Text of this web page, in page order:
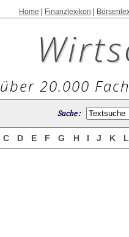
Home Finanzlexikon
über 20.000
Suche :
C D E F G H I J K